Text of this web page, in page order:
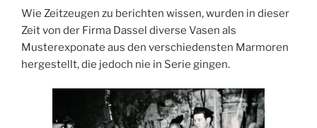
Wie Zeitzeugen zu berichten wissen, wurden in dieser
Zeit von der Firma Dassel diverse Vasen als
Musterexponate aus den verschiedensten Marmoren
hergestellt, die jedoch nie in Serie gingen.